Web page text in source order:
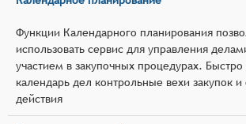
Функции Календарного планирования
использовать сервис для управления
участием в закупочных процедурах. Быстро
календарь дел контрольные вехи закупок и
действия